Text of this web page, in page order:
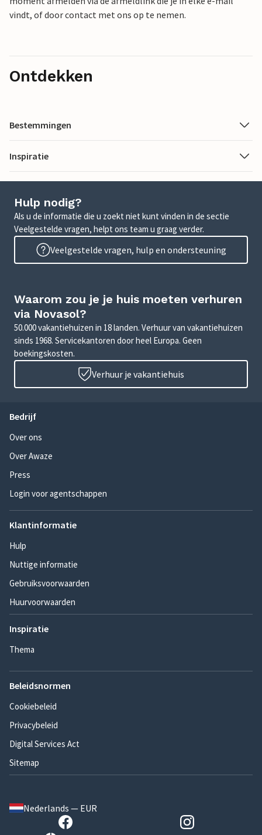
vindt, of door contact met ons op te nemen.
Ontdekken
Bestemmingen
Inspiratie
Hulp nodig?
Als u de informatie die u zoekt niet kunt vinden in de sectie
Veelgestelde vragen, helpt ons team u graag verder.
Veelgestelde vragen, hulp en ondersteuning
Waarom zou je je huis moeten verhuren
via Novasol?
50.000 vakantiehuizen in 18 landen. Verhuur van vakantiehuizen
sinds 1968. Servicekantoren door heel Europa. Geen
boekingskosten.
Verhuur je vakantiehuis
Bedrijf
Over ons
Over Awaze
Press
Login voor agentschappen
Klantinformatie
Hulp
Nuttige informatie
Gebruiksvoorwaarden
Huurvoorwaarden
Inspiratie
Thema
Beleidsnormen
Cookiebeleid
Privacybeleid
Digital Services Act
Sitemap
Nederlands — EUR